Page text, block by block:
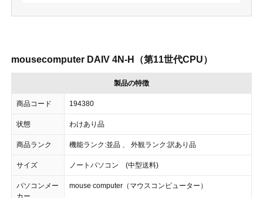
mousecomputer DAIV 4N-H（第11世代CPU）
製品の特徴
商品コード 194380
状態 わけあり品
商品ランク 機能ランク:並品 、 外観ランク:訳あり品
サイズ ノートパソコン (中型送料)
パソコンメー
カー
mouse computer（マウスコンピューター）